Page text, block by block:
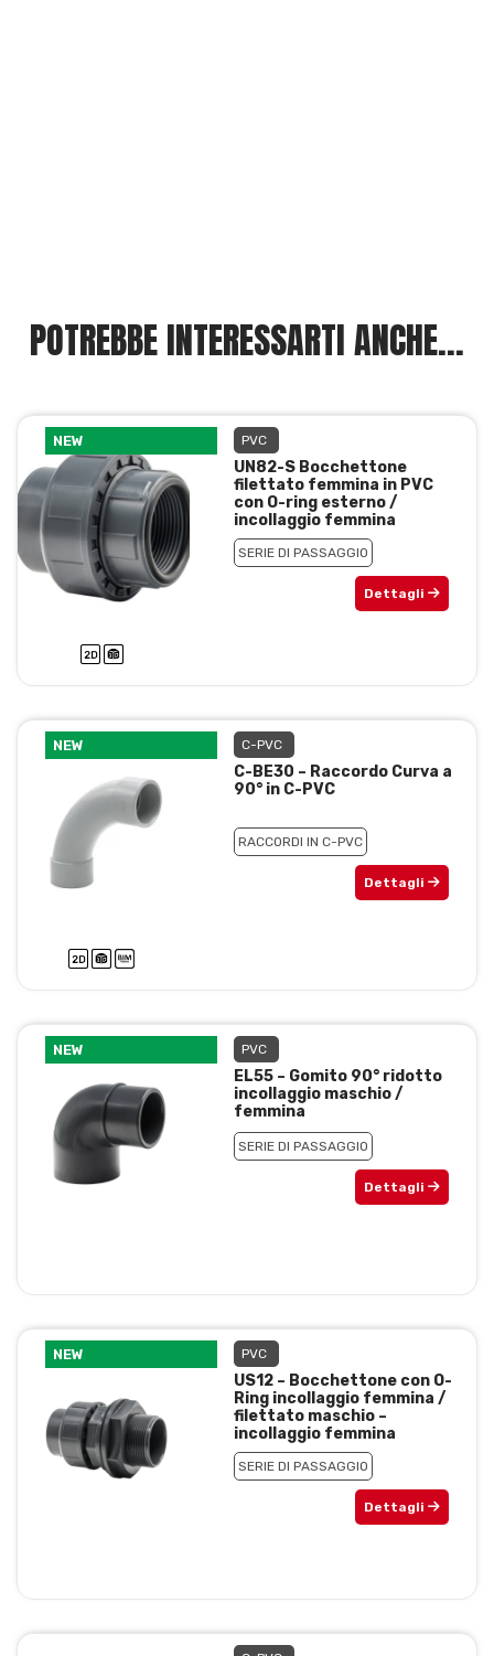
POTREBBE INTERESSARTI ANCHE...
NEW PVC
UN82-S Bocchettone
filettato femmina in PVC
con O-ring esterno /
incollaggio femmina
SERIE DI PASSAGGIO
Dettagli
NEW C-PVC
C-BE30 – Raccordo Curva a
90° in C-PVC
RACCORDI IN C-PVC
Dettagli
NEW PVC
EL55 – Gomito 90° ridotto
incollaggio maschio /
femmina
SERIE DI PASSAGGIO
Dettagli
NEW PVC
US12 – Bocchettone con O-
Ring incollaggio femmina /
filettato maschio –
incollaggio femmina
SERIE DI PASSAGGIO
Dettagli